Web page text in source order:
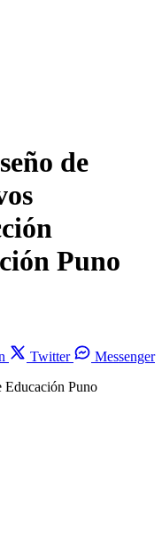
de
Puno
Twitter
Messenger
Puno